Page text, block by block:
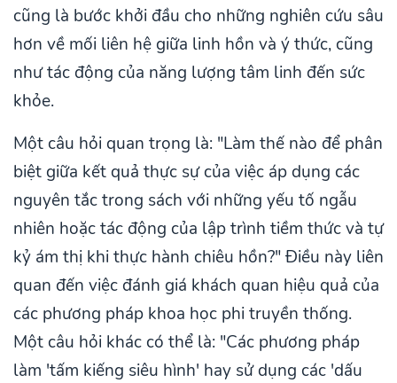
cũng là bước khởi đầu cho những nghiên cứu sâu
hơn về mối liên hệ giữa linh hồn và ý thức, cũng
như tác động của năng lượng tâm linh đến sức
khỏe.
Một câu hỏi quan trọng là: "Làm thế nào để phân
biệt giữa kết quả thực sự của việc áp dụng các
nguyên tắc trong sách với những yếu tố ngẫu
nhiên hoặc tác động của lập trình tiềm thức và tự
kỷ ám thị khi thực hành chiêu hồn?" Điều này liên
quan đến việc đánh giá khách quan hiệu quả của
các phương pháp khoa học phi truyền thống.
Một câu hỏi khác có thể là: "Các phương pháp
làm 'tấm kiếng siêu hình' hay sử dụng các 'dấu